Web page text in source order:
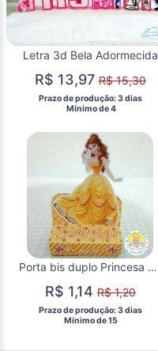
Letra 3d Bela Adormecida
R$ 13,97R$ 15,30
Prazo de produção: 3 dias
  Mínimo de 4
Porta bis duplo Princesa Bela
R$ 1,14R$ 1,20
Prazo de produção: 3 dias
  Mínimo de 15